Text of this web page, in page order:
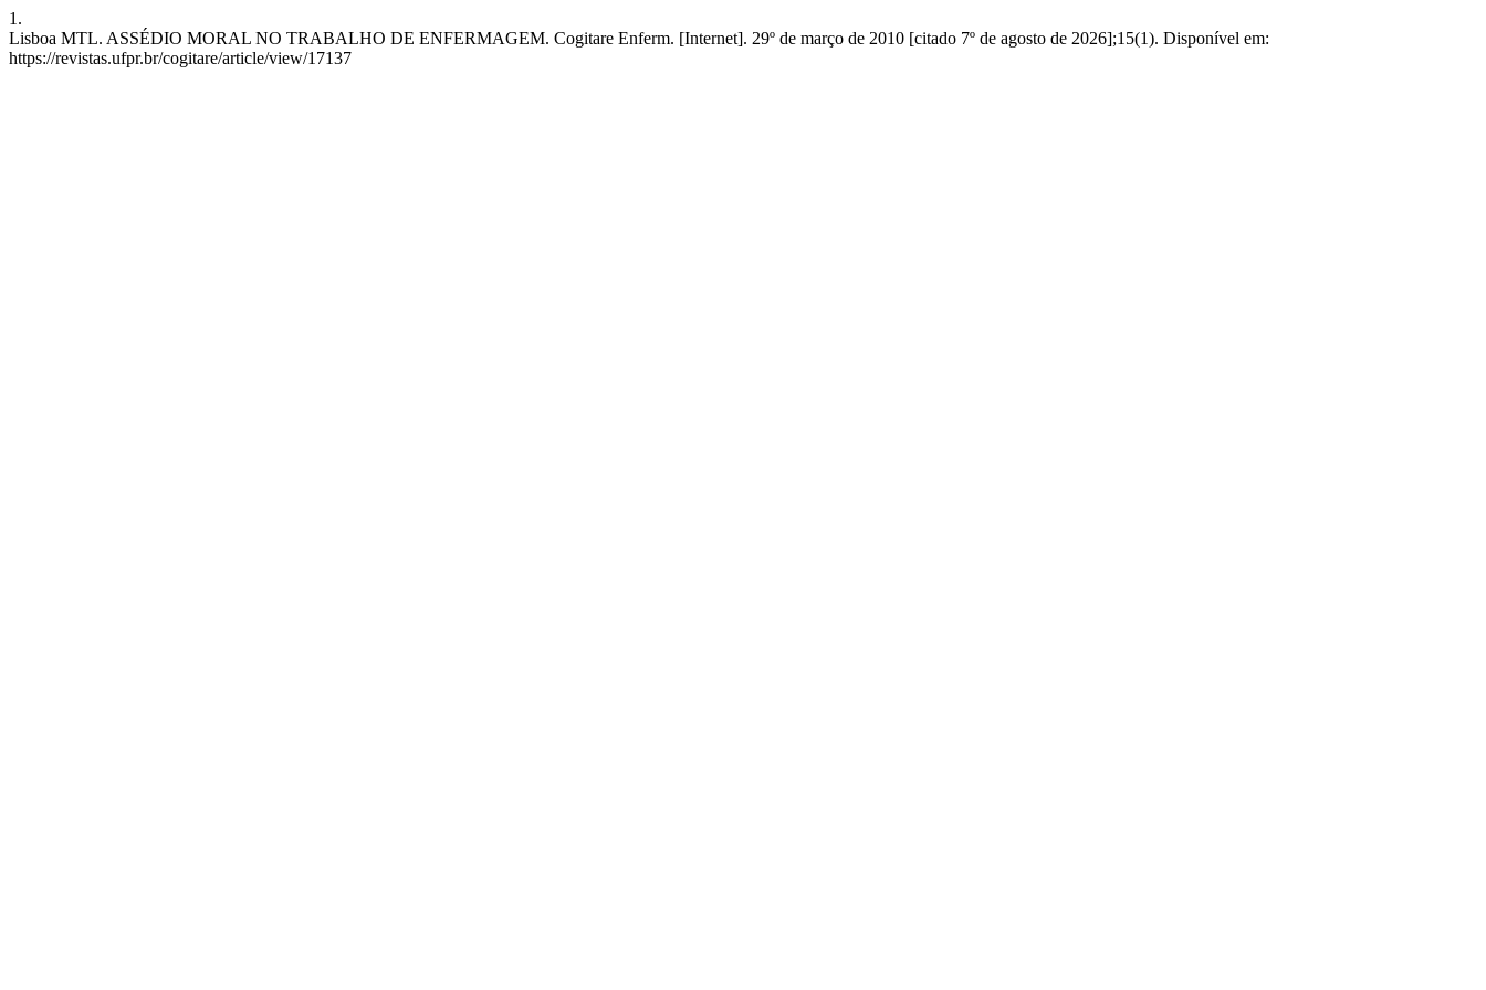
1.
Lisboa MTL. ASSÉDIO MORAL NO TRABALHO DE ENFERMAGEM. Cogitare Enferm. [Internet]. 29º de março de 2010 [citado 7º de agosto de 2026];15(1). Disponível em:
https://revistas.ufpr.br/cogitare/article/view/17137